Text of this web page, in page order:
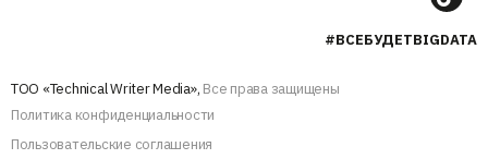
#ВСЕБУДЕТBIGDATA
ТОО «Technical Writer Media», Все права защищены
Политика конфиденциальности
Пользовательские соглашения